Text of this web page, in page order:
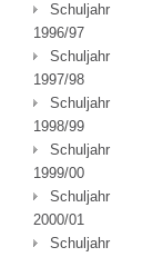
Schuljahr
1996/97
Schuljahr
1997/98
Schuljahr
1998/99
Schuljahr
1999/00
Schuljahr
2000/01
Schuljahr